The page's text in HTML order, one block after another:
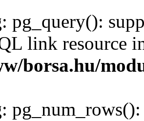
: pg_query():
link resource
borsa.hu/
: